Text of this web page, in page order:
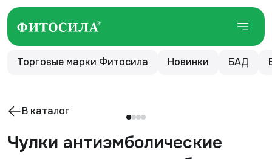
Торговые марки Фитосила Новинки БАД
В каталог
Чулки антиэмболические